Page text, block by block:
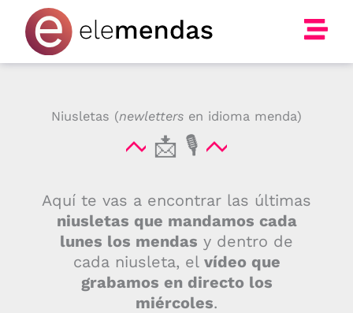
contenido
Niusletas (newletters en idioma menda)
📩 🎙
Aquí te vas a encontrar las últimas
niusletas que mandamos cada
lunes los mendas y dentro de
cada niusleta, el vídeo que
grabamos en directo los
miércoles.